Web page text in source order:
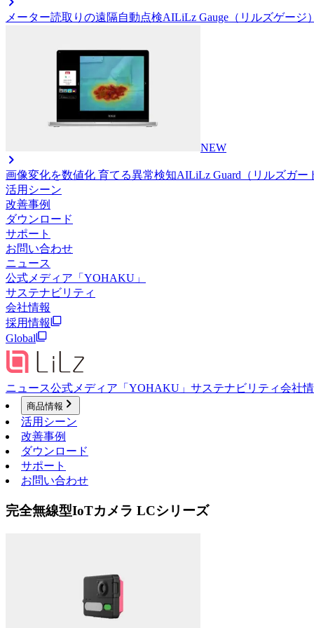
メーター読取りの遠隔自動点検AILiLz Gauge（リルズゲージ）
NEW
画像変化を数値化 育てる異常検知AILiLz Guard（リルズガー
活用シーン
改善事例
ダウンロード
サポート
お問い合わせ
ニュース
公式メディア「YOHAKU」
サステナビリティ
会社情報
採用情報
Global
ニュース公式メディア「YOHAKU」 サステナビリティ会社
商品情報
活用シーン
改善事例
ダウンロード
サポート
お問い合わせ
完全無線型IoTカメラ LCシリーズ